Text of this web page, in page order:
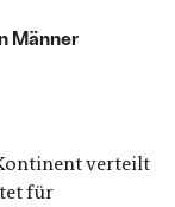
Männer
verteilt
für